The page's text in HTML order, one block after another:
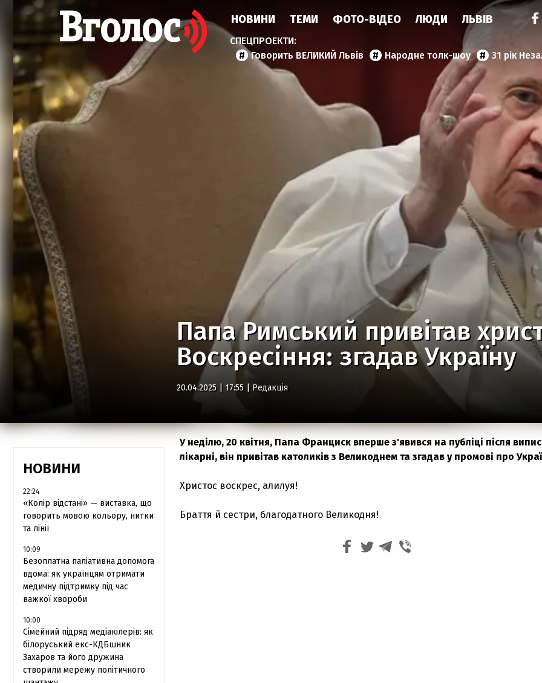
НОВИНИ ТЕМИ ФОТО-ВІДЕО ЛЮДИ ЛЬВІВ
Говорить ВЕЛИКИЙ Львів Народне толк-шоу 31 рік
Папа Римський привітав
Воскресіння: згадав Україну
20.04.2025 | 17:55 | Редакція
НОВИНИ
22:24
«Колір відстані» — виставка, що
говорить мовою кольору, нитки
та лінії
10:09
Безоплатна паліативна допомога
вдома: як українцям отримати
медичну підтримку під час
важкої хвороби
10:00
Сімейний підряд медіакілерів: як
білоруський екс-КДБшник
Захаров та його дружина
створили мережу політичного
У неділю, 20 квітня, Папа Франциск вперше з'явився на публіці після
лікарні, він привітав католиків з Великоднем та згадав у промові про
Христос воскрес, алилуя!
Браття й сестри, благодатного Великодня!